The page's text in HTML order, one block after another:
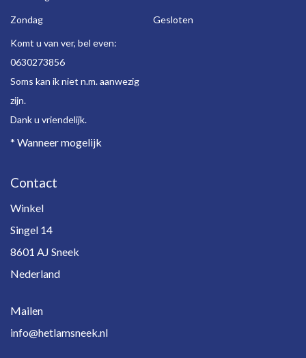
Zondag
Gesloten
Komt u van ver, bel even:
0630273856
Soms kan ik niet n.m. aanwezig
zijn.
Dank u vriendelijk.
* Wanneer mogelijk
Contact
Winkel
Singel 14
8601 AJ Sneek
Nederland
Mailen
info@hetlamsneek.nl